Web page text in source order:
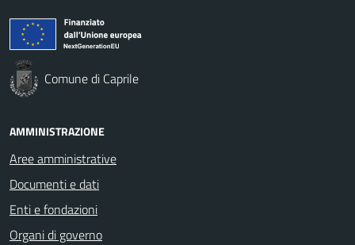
Comune di Caprile
AMMINISTRAZIONE
Aree amministrative
Documenti e dati
Enti e fondazioni
Organi di governo